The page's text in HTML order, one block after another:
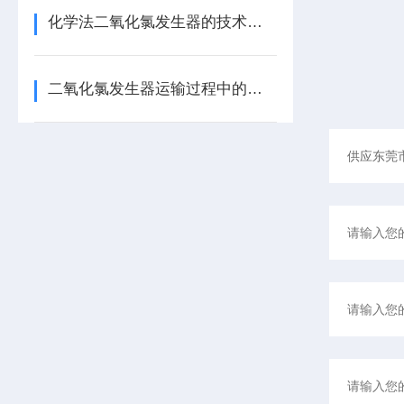
化学法二氧化氯发生器的技术要求
二氧化氯发生器运输过程中的注意事项